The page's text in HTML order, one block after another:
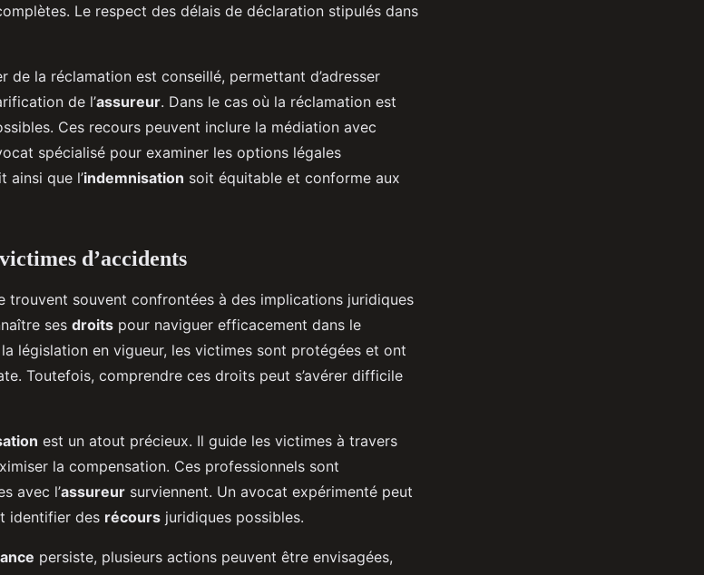
Le respect des délais de déclaration stipulés dans
de la réclamation est conseillé, permettant d’adresser
de l’assureur. Dans le cas où la réclamation est
Ces recours peuvent inclure la médiation avec
spécialisé pour examiner les options légales
ainsi que l’indemnisation soit équitable et conforme aux
d’accidents
trouvent souvent confrontées à des implications juridiques
ses droits pour naviguer efficacement dans le
législation en vigueur, les victimes sont protégées et ont
Toutefois, comprendre ces droits peut s’avérer difficile
est un atout précieux. Il guide les victimes à travers
la compensation. Ces professionnels sont
avec l’assureur surviennent. Un avocat expérimenté peut
identifier des récours juridiques possibles.
persiste, plusieurs actions peuvent être envisagées,